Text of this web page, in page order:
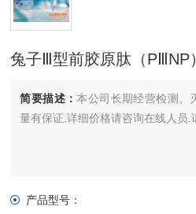
兔子Ⅲ型前胶原肽（PⅢNP
简要描述：本公司长期经营检测、
量有保证.详细价格请咨询在线人员.
产品型号：